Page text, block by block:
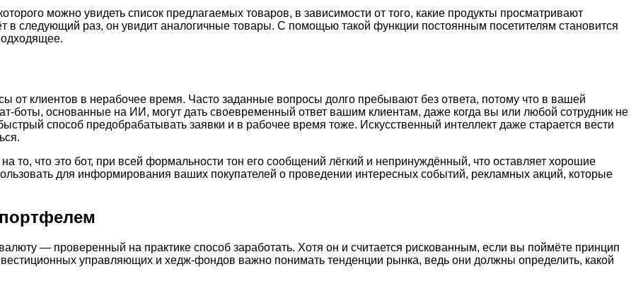
можно увидеть список предлагаемых товаров, в зависимости от того, какие продукты просматривают
в следующий раз, он увидит аналогичные товары. С помощью такой функции постоянным посетителям становится
от клиентов в нерабочее время. Часто заданные вопросы долго пребывают без ответа, потому что в вашей
боты, основанные на ИИ, могут дать своевременный ответ вашим клиентам, даже когда вы или любой сотрудник не
способ предобрабатывать заявки и в рабочее время тоже. Искусственный интеллект даже старается вести
то, что это бот, при всей формальности тон его сообщений лёгкий и непринуждённый, что оставляет хорошие
для информирования ваших покупателей о проведении интересных событий, рекламных акций, которые
— проверенный на практике способ заработать. Хотя он и считается рискованным, если вы поймёте принцип
управляющих и хедж-фондов важно понимать тенденции рынка, ведь они должны определить, какой